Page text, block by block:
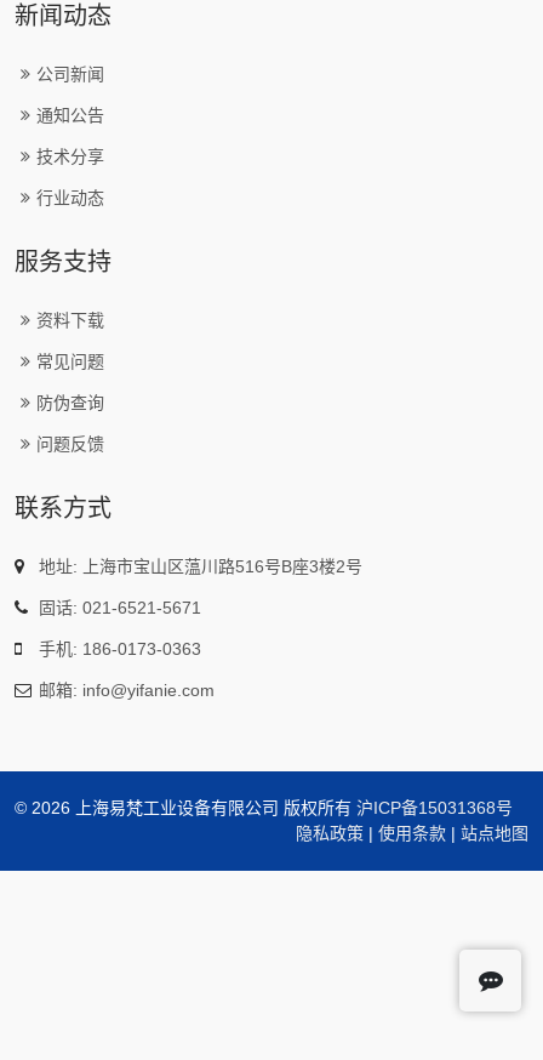
新闻动态
公司新闻
通知公告
技术分享
行业动态
服务支持
资料下载
常见问题
防伪查询
问题反馈
联系方式
地址: 上海市宝山区蕰川路516号B座3楼2号
固话: 021-6521-5671
手机: 186-0173-0363
邮箱: info@yifanie.com
© 2026 上海易梵工业设备有限公司 版权所有 沪ICP备15031368号
隐私政策 | 使用条款 | 站点地图